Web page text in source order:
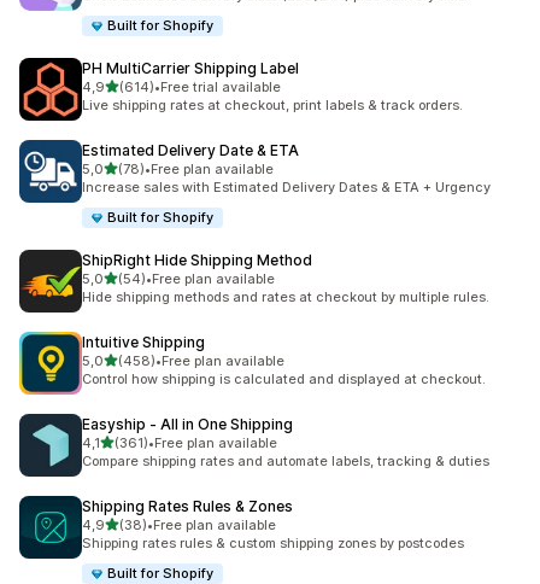
Built for Shopify
PH MultiCarrier Shipping Label
4,9/ 5 tähteä
(614)
614 arvostelua yhteensä
•Free trial available
Live shipping rates at checkout, print labels & track orders.
Estimated Delivery Date & ETA
5,0/ 5 tähteä
(78)
78 arvostelua yhteensä
•Free plan available
Increase sales with Estimated Delivery Dates & ETA + Urgency
Built for Shopify
ShipRight Hide Shipping Method
5,0/ 5 tähteä
(54)
54 arvostelua yhteensä
•Free plan available
Hide shipping methods and rates at checkout by multiple rules.
Intuitive Shipping
5,0/ 5 tähteä
(458)
458 arvostelua yhteensä
•Free plan available
Control how shipping is calculated and displayed at checkout.
Easyship ‑ All in One Shipping
4,1/ 5 tähteä
(361)
361 arvostelua yhteensä
•Free plan available
Compare shipping rates and automate labels, tracking & duties
Shipping Rates Rules & Zones
4,9/ 5 tähteä
(38)
38 arvostelua yhteensä
•Free plan available
Shipping rates rules & custom shipping zones by postcodes
Built for Shopify